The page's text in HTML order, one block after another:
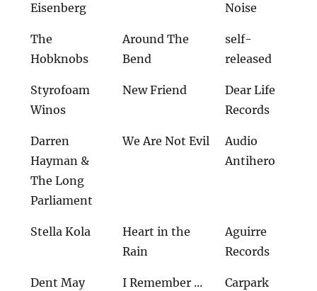
Eisenberg
Noise
The
Hobknobs
Around The
Bend
self-
released
Styrofoam
Winos
New Friend
Dear Life
Records
Darren
Hayman &
The Long
Parliament
We Are Not Evil
Audio
Antihero
Stella Kola
Heart in the
Rain
Aguirre
Records
Dent May I Remember ... Carpark